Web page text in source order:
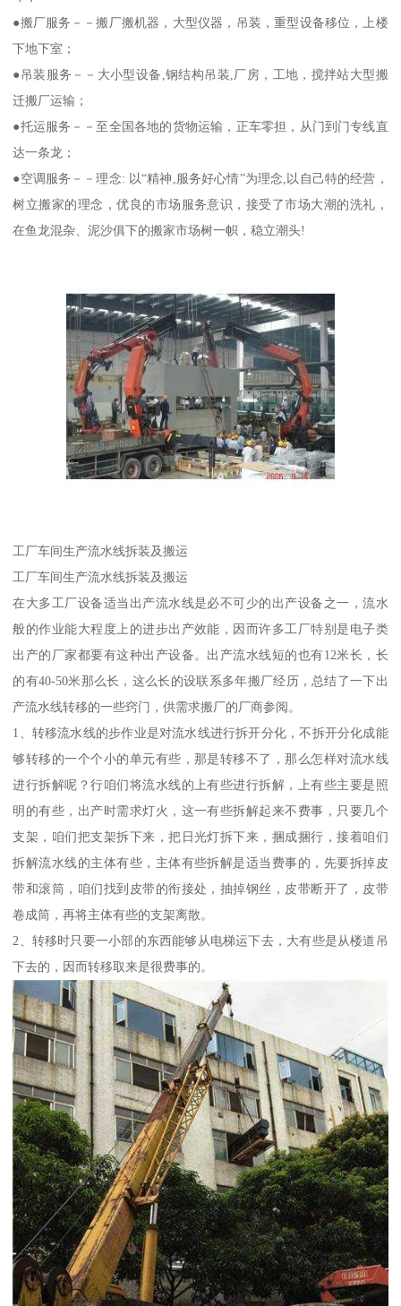
●搬厂服务－－搬厂搬机器，大型仪器，吊装，重型设备移位，上楼
下地下室；
●吊装服务－－大小型设备,钢结构吊装,厂房，工地，搅拌站大型搬
迁搬厂运输；
●托运服务－－至全国各地的货物运输，正车零担，从门到门专线直
达一条龙；
●空调服务－－理念: 以“精神,服务好心情”为理念,以自己特的经营，
树立搬家的理念，优良的市场服务意识，接受了市场大潮的洗礼，
在鱼龙混杂、泥沙俱下的搬家市场树一帜，稳立潮头!
工厂车间生产流水线拆装及搬运
工厂车间生产流水线拆装及搬运
在大多工厂设备适当出产流水线是必不可少的出产设备之一，流水
般的作业能大程度上的进步出产效能，因而许多工厂特别是电子类
出产的厂家都要有这种出产设备。出产流水线短的也有12米长，长
的有40-50米那么长，这么长的设联系多年搬厂经历，总结了一下出
产流水线转移的一些窍门，供需求搬厂的厂商参阅。
1、转移流水线的步作业是对流水线进行拆开分化，不拆开分化成能
够转移的一个个小的单元有些，那是转移不了，那么怎样对流水线
进行拆解呢？行咱们将流水线的上有些进行拆解，上有些主要是照
明的有些，出产时需求灯火，这一有些拆解起来不费事，只要几个
支架，咱们把支架拆下来，把日光灯拆下来，捆成捆行，接着咱们
拆解流水线的主体有些，主体有些拆解是适当费事的，先要拆掉皮
带和滚筒，咱们找到皮带的衔接处，抽掉钢丝，皮带断开了，皮带
卷成筒，再将主体有些的支架离散。
2、转移时只要一小部的东西能够从电梯运下去，大有些是从楼道吊
下去的，因而转移取来是很费事的。